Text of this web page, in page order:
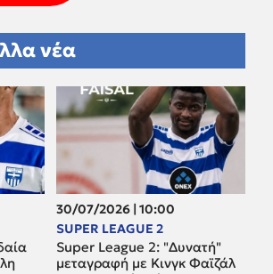
νέα
30/07/2026 | 10:00
SUPER LEAGUE 2
Super League 2: "Δυνατή"
μεταγραφή με Κινγκ Φαϊζάλ